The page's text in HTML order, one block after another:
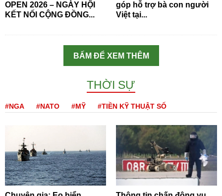
OPEN 2026 – NGÀY HỘI
KẾT NỐI CỘNG ĐỒNG...
góp hỗ trợ bà con người
Việt tại...
BẤM ĐỂ XEM THÊM
THỜI SỰ
#NGA #NATO #MỸ #TIỀN KỸ THUẬT SỐ